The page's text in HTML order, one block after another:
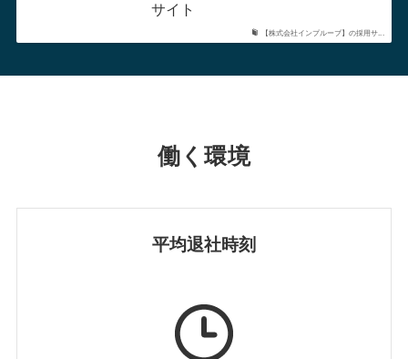
【株式会社インプルーブ】の採用サ...
サイト
働く環境
平均退社時刻